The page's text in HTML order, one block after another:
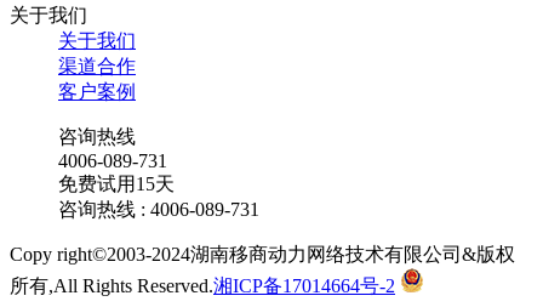
关于我们
关于我们
渠道合作
客户案例
咨询热线
4006-089-731
免费试用15天
咨询热线 : 4006-089-731
Copy right©2003-2024湖南移商动力网络技术有限公司&版权
所有,All Rights Reserved.湘ICP备17014664号-2